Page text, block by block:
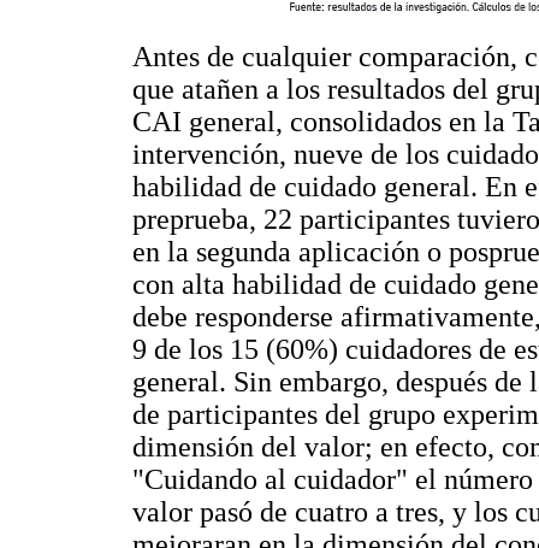
Antes de cualquier comparación,
que atañen a los resultados del
CAI general, consolidados en la
intervención, nueve de los
habilidad de cuidado general. En
preprueba, 22 participantes
en la segunda aplicación o
con alta habilidad de cuidado
debe responderse
9 de los 15 (60%) cuidadores de
general. Sin embargo, después
de participantes del grupo
dimensión del valor; en efecto,
"Cuidando al cuidador" el
valor pasó de cuatro a tres, y los